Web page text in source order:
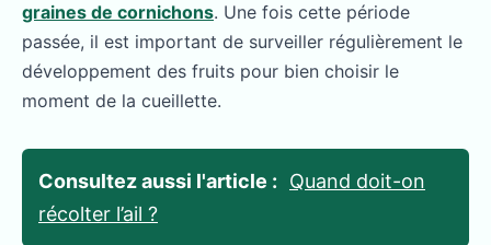
graines de cornichons. Une fois cette période
passée, il est important de surveiller régulièrement le
développement des fruits pour bien choisir le
moment de la cueillette.
Consultez aussi l'article :
Quand doit-on
récolter l’ail ?